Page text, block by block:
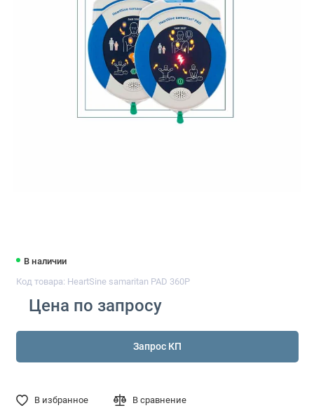
В наличии
Код товара: HeartSine samaritan PAD 360P
Цена по запросу
Запрос КП
В избранное В сравнение